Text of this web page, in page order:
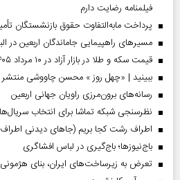
فیلمنامه رضایت دارم
پرداخت مابه‌التفاوت حقوق بازنشستگان
مسیر‌های راهپیمایی جاماندگان اربعین در
قیمت سکه و طلا در بازار آزاد در ۱۰ مرداد ۱۴۰۵
ببینید | «چهل روز » محسن چاووشی
رسانه‌های برون‌مرزی راویان جهانی اربعین
نظرسنجی شبکه تماشا برای انتخاب
اطراف رشت کجا بریم (جاهای دیدنی
باج‌نیوزها؛ باج‌گیری در لباس افشاگری
تعرض به زیرساخت‌های ایران، بنای هژمونی